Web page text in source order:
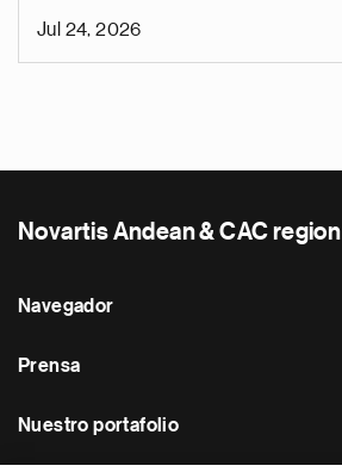
Jul 24, 2026
Novartis Andean & CAC region
Navegador
Prensa
Nuestro portafolio